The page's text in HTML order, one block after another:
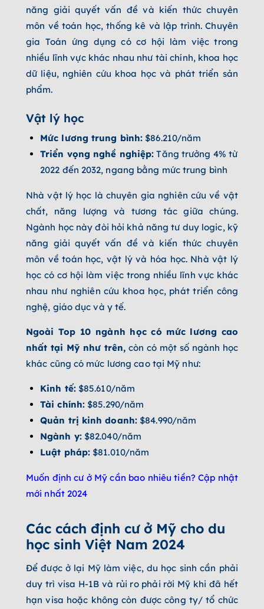
năng giải quyết vấn đề và kiến thức chuyên
môn về toán học, thống kê và lập trình. Chuyên
gia Toán ứng dụng có cơ hội làm việc trong
nhiều lĩnh vực khác nhau như tài chính, khoa học
dữ liệu, nghiên cứu khoa học và phát triển sản
phẩm.
Vật lý học
Mức lương trung bình: $86.210/năm
Triển vọng nghề nghiệp: Tăng trưởng 4% từ
2022 đến 2032, ngang bằng mức trung bình
Nhà vật lý học là chuyên gia nghiên cứu về vật
chất, năng lượng và tương tác giữa chúng.
Ngành học này đòi hỏi khả năng tư duy logic, kỹ
năng giải quyết vấn đề và kiến thức chuyên
môn về toán học, vật lý và hóa học. Nhà vật lý
học có cơ hội làm việc trong nhiều lĩnh vực khác
nhau như nghiên cứu khoa học, phát triển công
nghệ, giáo dục và y tế.
Ngoài Top 10 ngành học có mức lương cao
nhất tại Mỹ như trên, còn có một số ngành học
khác cũng có mức lương cao tại Mỹ như:
Kinh tế:$85.610/năm
Tài chính: $85.290/năm
Quản trị kinh doanh: $84.990/năm
Ngành y:$82.040/năm
Luật pháp: $81.010/năm
Muốn định cư ở Mỹ cần bao nhiêu tiền? Cập nhật
mới nhất 2024
Các cách định cư ở Mỹ cho du
học sinh Việt Nam 2024
Để được ở lại Mỹ làm việc, du học sinh cần phải
duy trì visa H-1B và rủi ro phải rời Mỹ khi đã hết
hạn visa hoặc không còn được công ty/ tổ chức